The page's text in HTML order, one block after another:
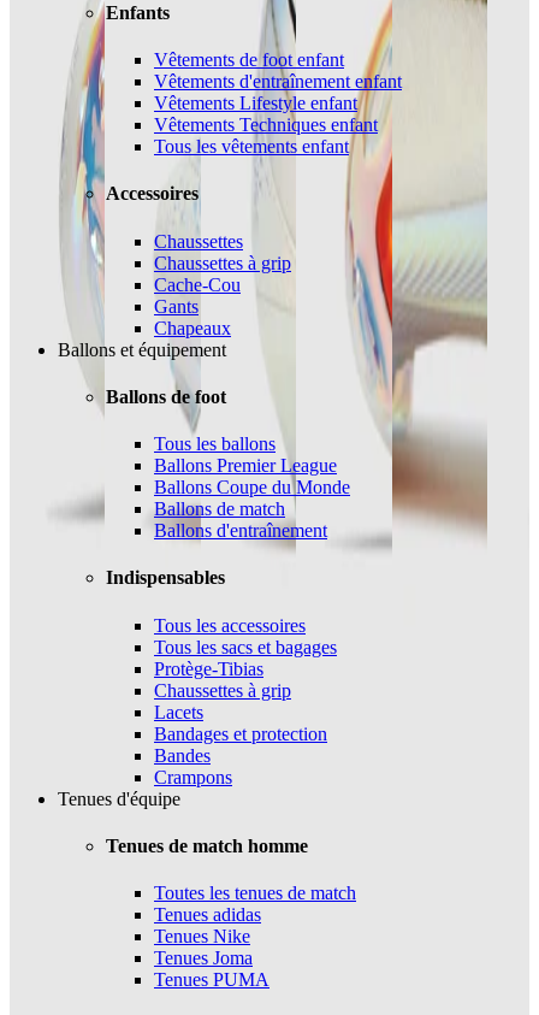
Enfants
Vêtements de foot enfant
Vêtements d'entraînement enfant
Vêtements Lifestyle enfant
Vêtements Techniques enfant
Tous les vêtements enfant
Accessoires
Chaussettes
Chaussettes à grip
Cache-Cou
Gants
Chapeaux
Ballons et équipement
Ballons de foot
Tous les ballons
Ballons Premier League
Ballons Coupe du Monde
Ballons de match
Ballons d'entraînement
Indispensables
Tous les accessoires
Tous les sacs et bagages
Protège-Tibias
Chaussettes à grip
Lacets
Bandages et protection
Bandes
Crampons
Tenues d'équipe
Tenues de match homme
Toutes les tenues de match
Tenues adidas
Tenues Nike
Tenues Joma
Tenues PUMA